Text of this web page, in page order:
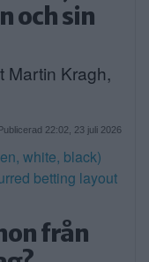
och sin
Martin Kragh,
22:02, 23 juli 2026
från